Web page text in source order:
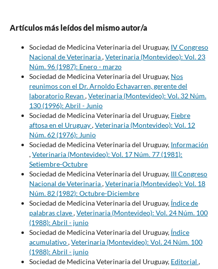
Artículos más leídos del mismo autor/a
Sociedad de Medicina Veterinaria del Uruguay, IV Congreso
Nacional de Veterinaria,Veterinaria (Montevideo): Vol. 23
Núm. 96 (1987): Enero - marzo
Sociedad de Medicina Veterinaria del Uruguay, Nos
reunimos con el Dr. Arnoldo Echavarren, gerente del
laboratorio Revan ,Veterinaria (Montevideo): Vol. 32 Núm.
130 (1996): Abril - Junio
Sociedad de Medicina Veterinaria del Uruguay, Fiebre
aftosa en el Uruguay,Veterinaria (Montevideo): Vol. 12
Núm. 62 (1976): Junio
Sociedad de Medicina Veterinaria del Uruguay, Información
,Veterinaria (Montevideo): Vol. 17 Núm. 77 (1981):
Setiembre-Octubre
Sociedad de Medicina Veterinaria del Uruguay, III Congreso
Nacional de Veterinaria,Veterinaria (Montevideo): Vol. 18
Núm. 82 (1982): Octubre-Diciembre
Sociedad de Medicina Veterinaria del Uruguay, Índice de
palabras clave,Veterinaria (Montevideo): Vol. 24 Núm. 100
(1988): Abril - junio
Sociedad de Medicina Veterinaria del Uruguay, Índice
acumulativo,Veterinaria (Montevideo): Vol. 24 Núm. 100
(1988): Abril - junio
Sociedad de Medicina Veterinaria del Uruguay, Editorial ,